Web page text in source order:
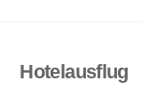
Hotelausflug